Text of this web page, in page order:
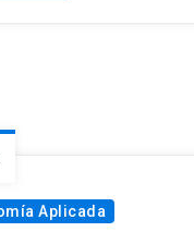
Aplicada